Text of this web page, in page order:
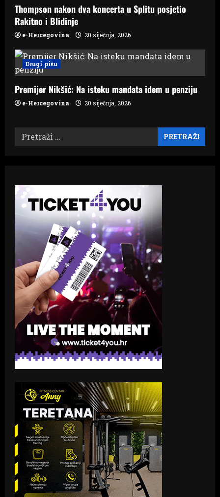
Thompson nakon dva koncerta u Splitu posjetio
Rakitno i Blidinje
e-Hercegovina 20 siječnja, 2026
Drugi pišu
Premijer Nikšić: Na isteku mandata idem u penziju
e-Hercegovina 20 siječnja, 2026
Pretraži: